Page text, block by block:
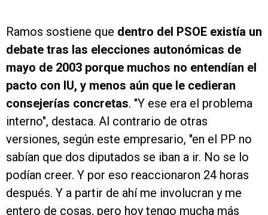
Ramos sostiene que dentro del PSOE existía un
debate tras las elecciones autonómicas de
mayo de 2003 porque muchos no entendían el
pacto con IU, y menos aún que le cedieran
consejerías concretas. "Y ese era el problema
interno", destaca. Al contrario de otras
versiones, según este empresario, "en el PP no
sabían que dos diputados se iban a ir. No se lo
podían creer. Y por eso reaccionaron 24 horas
después. Y a partir de ahí me involucran y me
entero de cosas, pero hoy tengo mucha más